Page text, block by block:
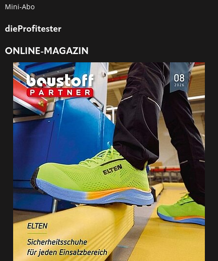
Mini-Abo
dieProfitester
ONLINE-MAGAZIN